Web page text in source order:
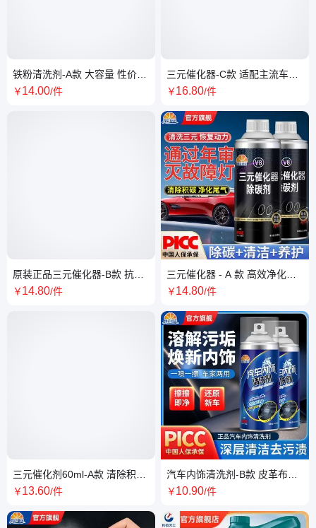
铁粉清洗剂-A款 大容量 性价比
高 多场景清洁适用
￥14.00/件
原装正品三元催化器-B款 抗高
温耐腐蚀 延长使用寿命
￥14.80/件
三元催化剂60ml-A款 清除积碳
堵塞 恢复动力 汽车养护好帮手
￥13.60/件
三元催化器-C款 适配主流车型
提升动力 减少燃油消耗
￥16.80/件
三元催化器 - A 款 高效净化尾
气 适配多车型 提升排放达标率
￥14.80/件
汽车内饰清洗剂-B款 皮革布艺
通用 温和配方护材质
￥10.90/件